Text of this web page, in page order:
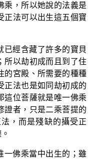
乘，所以她說的法義是
正法可以出生這五個寶
已經含藏了許多的寶貝
所以劫初成而且到了住
的宮殿、所需要的種種
正法也是如同劫初成的
這位菩薩就是唯一佛乘
證者，只是二乘菩提的
，而是殘缺的攝受正
一佛乘當中出生的；雖